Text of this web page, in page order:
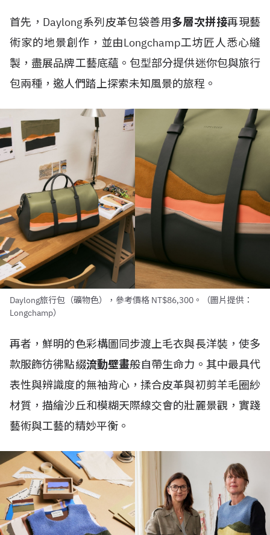
首先，Daylong系列皮革包袋善用多層次拼接再現藝
術家的地景創作，並由Longchamp工坊匠人悉心縫
製，盡展品牌工藝底蘊。包型部分提供迷你包與旅行
包兩種，邀人們踏上探索未知風景的旅程。
Daylong旅行包（礦物色），參考價格 NT$86,300。（圖片提供：
Longchamp）
再者，鮮明的色彩構圖同步渡上毛衣與長洋裝，使多
款服飾彷彿點綴流動壁畫般自帶生命力。其中最具代
表性與辨識度的無袖背心，揉合皮革與初剪羊毛圈紗
材質，描繪沙丘和模糊天際線交會的壯麗景觀，實踐
藝術與工藝的精妙平衡。